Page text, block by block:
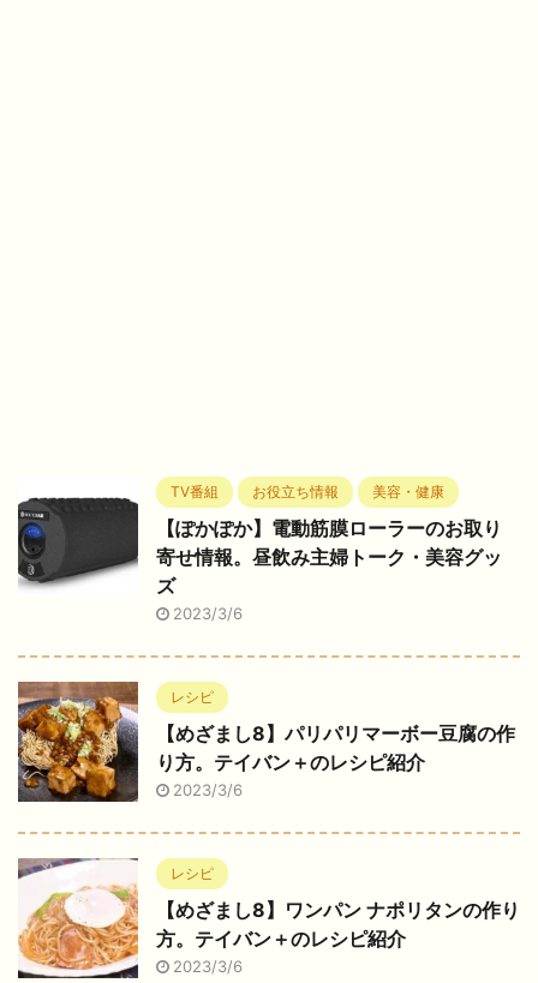
TV番組 お役立ち情報 美容・健康
【ぽかぽか】電動筋膜ローラーのお取り
寄せ情報。昼飲み主婦トーク・美容グッ
ズ
2023/3/6
レシピ
【めざまし8】パリパリマーボー豆腐の作
り方。テイバン＋のレシピ紹介
2023/3/6
レシピ
【めざまし8】ワンパン ナポリタンの作り
方。テイバン＋のレシピ紹介
2023/3/6